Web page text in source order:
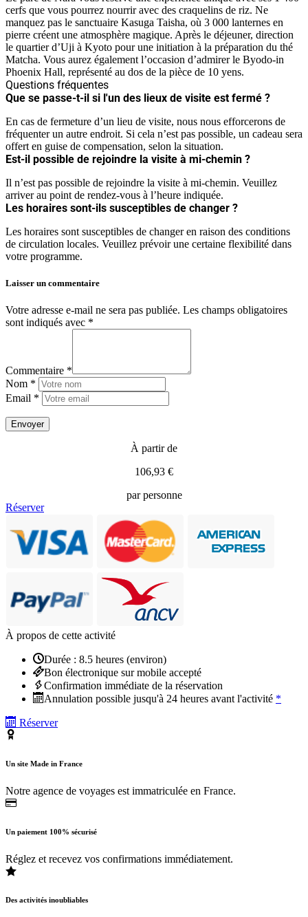
cerfs que vous pourrez nourrir avec des craquelins de riz. Ne
manquez pas le sanctuaire Kasuga Taisha, où 3 000 lanternes en
pierre créent une atmosphère magique. Après le déjeuner, direction
le quartier d’Uji à Kyoto pour une initiation à la préparation du thé
Matcha. Vous aurez également l’occasion d’admirer le Byodo-in
Phoenix Hall, représenté au dos de la pièce de 10 yens.
Questions fréquentes
Que se passe-t-il si l'un des lieux de visite est fermé ?
En cas de fermeture d’un lieu de visite, nous nous efforcerons de
fréquenter un autre endroit. Si cela n’est pas possible, un cadeau sera
offert en guise de compensation, selon la situation.
Est-il possible de rejoindre la visite à mi-chemin ?
Il n’est pas possible de rejoindre la visite à mi-chemin. Veuillez
arriver au point de rendez-vous à l’heure indiquée.
Les horaires sont-ils susceptibles de changer ?
Les horaires sont susceptibles de changer en raison des conditions
de circulation locales. Veuillez prévoir une certaine flexibilité dans
votre programme.
Laisser un commentaire
Votre adresse e-mail ne sera pas publiée. Les champs obligatoires
sont indiqués avec *
Commentaire *
Nom *
Email *
À partir de
106,93 €
par personne
Réserver
À propos de cette activité
Durée : 8.5 heures (environ)
Bon électronique sur mobile accepté
Confirmation immédiate de la réservation
Annulation possible jusqu'à 24 heures avant l'activité *
Réserver
Un site Made in France
Notre agence de voyages est immatriculée en France.
Un paiement 100% sécurisé
Réglez et recevez vos confirmations immédiatement.
Des activités inoubliables